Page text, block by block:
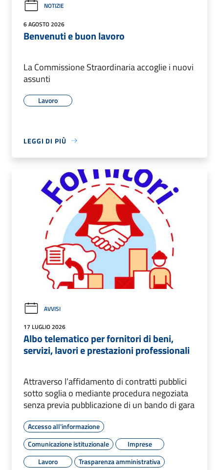
NOTIZIE
6 AGOSTO 2026
Benvenuti e buon lavoro
La Commissione Straordinaria accoglie i nuovi
assunti
Lavoro
LEGGI DI PIÙ
AVVISI
17 LUGLIO 2026
Albo telematico per fornitori di beni,
servizi, lavori e prestazioni professionali
Attraverso l’affidamento di contratti pubblici
sotto soglia o mediante procedura negoziata
senza previa pubblicazione di un bando di gara
Accesso all'informazione
Comunicazione istituzionale
Imprese
Lavoro
Trasparenza amministrativa